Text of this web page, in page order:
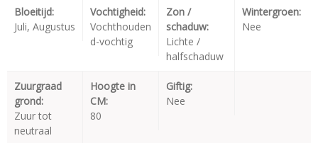
Bloeitijd:
Juli, Augustus
Vochtigheid:
Vochthouden
d-vochtig
Zon /
schaduw:
Lichte /
halfschaduw
Wintergroen:
Nee
Zuurgraad
grond:
Zuur tot
neutraal
Hoogte in
CM:
80
Giftig:
Nee